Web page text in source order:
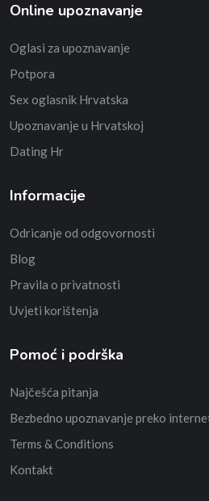
Online upoznavanje
Oglasi za upoznavanje
Potpora
Sex oglasnik Hrvatska
Upoznavanje u Hrvatskoj
Dating Hr
Informacije
Odricanje od odgovornosti
Blog
Pravila o privatnosti
Uvjeti korištenja
Pomoć i podrška
Najčešća pitanja
Bezbedno upoznavanje preko
Terms & Conditions
Kontakt